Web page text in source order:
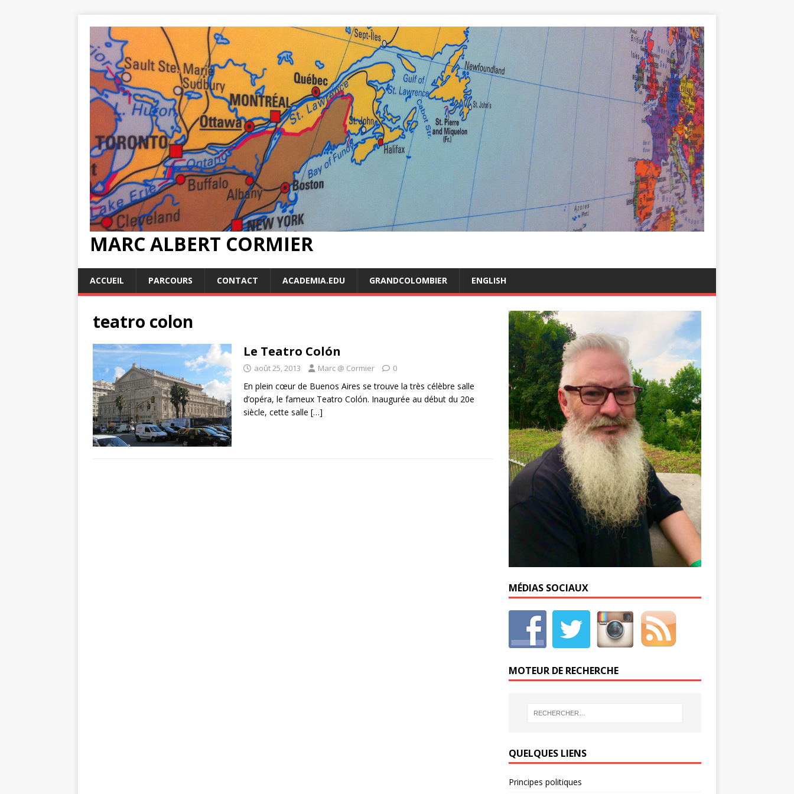
MARC ALBERT CORMIER
ACCUEIL PARCOURS CONTACT ACADEMIA.EDU GRANDCOLOMBIER ENGLISH
teatro colon
Le Teatro Colón
août 25, 2013 Marc @ Cormier 0
En plein cœur de Buenos Aires se trouve la très célèbre salle
d’opéra, le fameux Teatro Colón. Inaugurée au début du 20e
siècle, cette salle […]
MÉDIAS SOCIAUX
MOTEUR DE RECHERCHE
QUELQUES LIENS
Principes politiques